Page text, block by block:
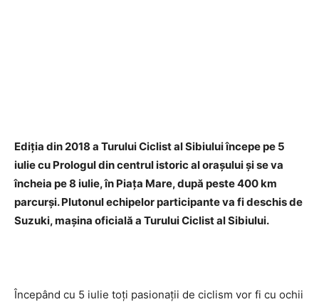
Ediţia din 2018 a Turului Ciclist al Sibiului începe pe 5
iulie cu Prologul din centrul istoric al oraşului şi se va
încheia pe 8 iulie, în Piaţa Mare, după peste 400 km
parcurşi. Plutonul echipelor participante va fi deschis de
Suzuki, maşina oficială a Turului Ciclist al Sibiului.
Începând cu 5 iulie toţi pasionaţii de ciclism vor fi cu ochii